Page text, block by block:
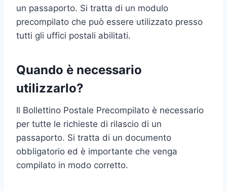
un passaporto. Si tratta di un modulo
precompilato che può essere utilizzato presso
tutti gli uffici postali abilitati.
Quando è necessario
utilizzarlo?
Il Bollettino Postale Precompilato è necessario
per tutte le richieste di rilascio di un
passaporto. Si tratta di un documento
obbligatorio ed è importante che venga
compilato in modo corretto.